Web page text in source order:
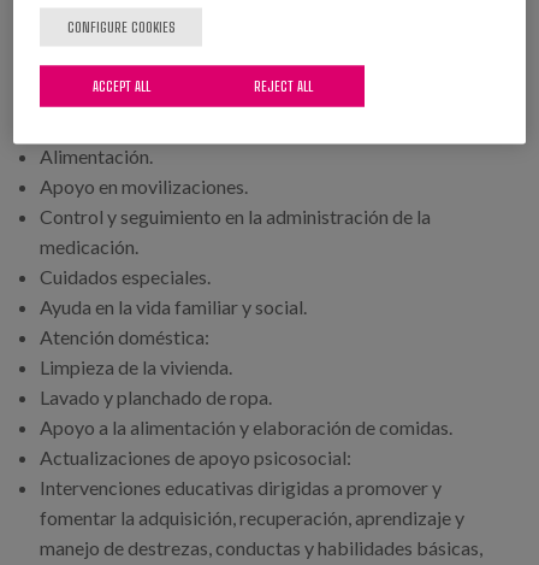
Servicios:
Cuidados personales y atención individual personalizada:
Alimentación.
Apoyo en movilizaciones.
Control y seguimiento en la administración de la
medicación.
Cuidados especiales.
Ayuda en la vida familiar y social.
Atención doméstica:
Limpieza de la vivienda.
Lavado y planchado de ropa.
Apoyo a la alimentación y elaboración de comidas.
Actualizaciones de apoyo psicosocial:
Intervenciones educativas dirigidas a promover y
fomentar la adquisición, recuperación, aprendizaje y
manejo de destrezas, conductas y habilidades básicas,
CONFIGURE COOKIES
REJECT ALL
ACCEPT ALL